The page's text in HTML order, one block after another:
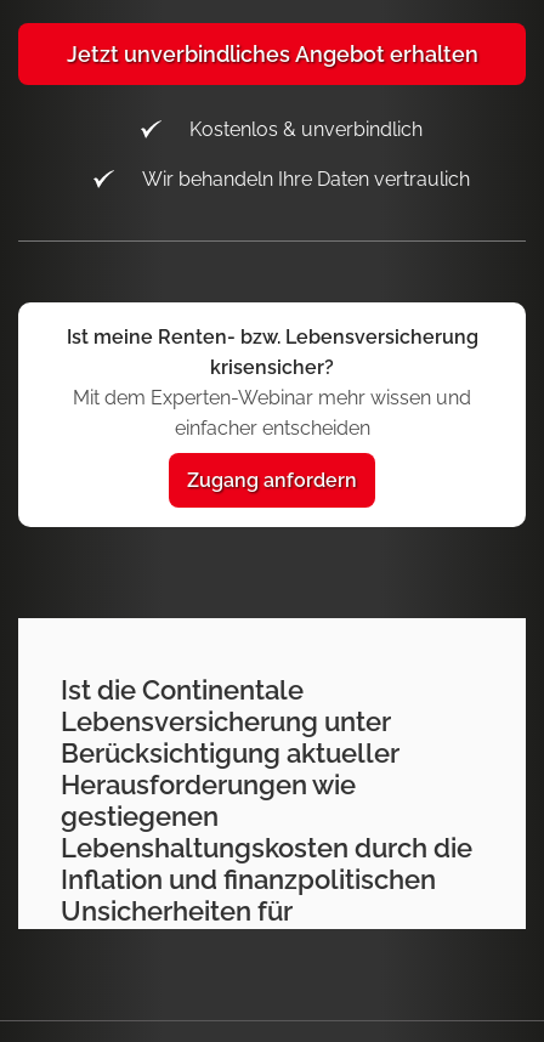
Jetzt unverbindliches Angebot erhalten
Kostenlos & unverbindlich
Wir behandeln Ihre Daten vertraulich
Ist meine Renten- bzw. Lebensversicherung
krisensicher?
Mit dem Experten-Webinar mehr wissen und
einfacher entscheiden
Zugang anfordern
Ist die Continentale
Lebensversicherung unter
Berücksichtigung aktueller
Herausforderungen wie
gestiegenen
Lebenshaltungskosten durch die
Inflation und finanzpolitischen
Unsicherheiten für
Die Continentale Lebensversicherung AG mit